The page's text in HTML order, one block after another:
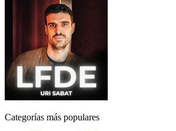
Categorías más populares